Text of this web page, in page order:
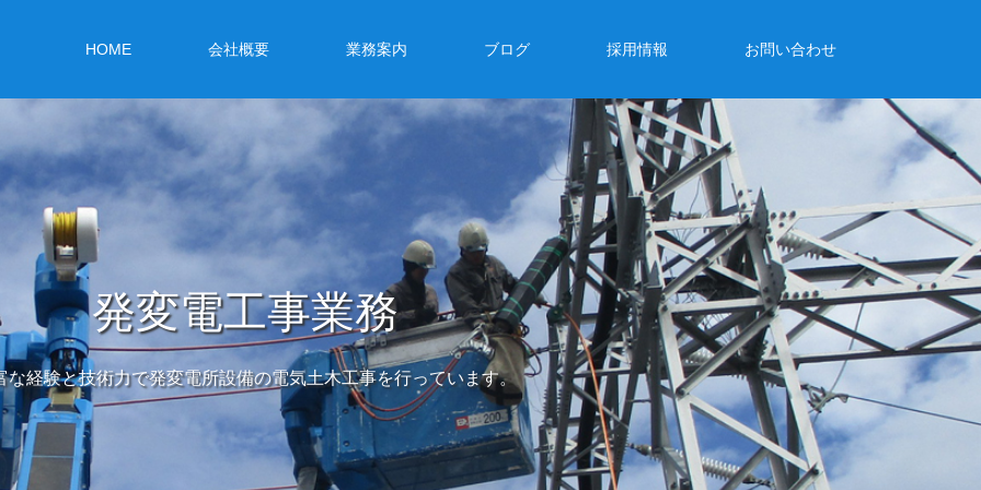
HOME 会社概要 業務案内 ブログ 採用情報 お問い合わせ
発変電工事業務
な経験と技術力で発変電所設備の電気土木工事を行っています。